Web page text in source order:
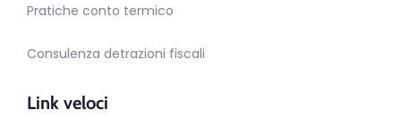
Pratiche conto termico
Consulenza detrazioni fiscali
Link veloci